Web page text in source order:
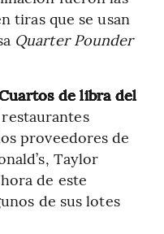
tiras que se usan
Quarter Pounder
de libra del
restaurantes
proveedores de
Taylor
de este
de sus lotes